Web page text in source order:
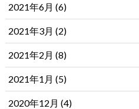
2021年6月 (6)
2021年3月 (2)
2021年2月 (8)
2021年1月 (5)
2020年12月 (4)